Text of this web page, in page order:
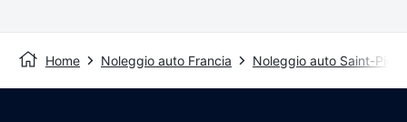
Home Noleggio auto Francia Noleggio auto Saint-